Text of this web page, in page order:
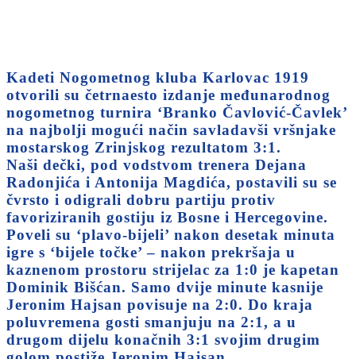
Kadeti Nogometnog kluba Karlovac 1919
otvorili su četrnaesto izdanje međunarodnog
nogometnog turnira ‘Branko Čavlović-Čavlek’
na najbolji mogući način savladavši vršnjake
mostarskog Zrinjskog rezultatom 3:1.
Naši dečki, pod vodstvom trenera Dejana
Radonjića i Antonija Magdića, postavili su se
čvrsto i odigrali dobru partiju protiv
favoriziranih gostiju iz Bosne i Hercegovine.
Poveli su ‘plavo-bijeli’ nakon desetak minuta
igre s ‘bijele točke’ – nakon prekršaja u
kaznenom prostoru strijelac za 1:0 je kapetan
Dominik Bišćan. Samo dvije minute kasnije
Jeronim Hajsan povisuje na 2:0. Do kraja
poluvremena gosti smanjuju na 2:1, a u
drugom dijelu konačnih 3:1 svojim drugim